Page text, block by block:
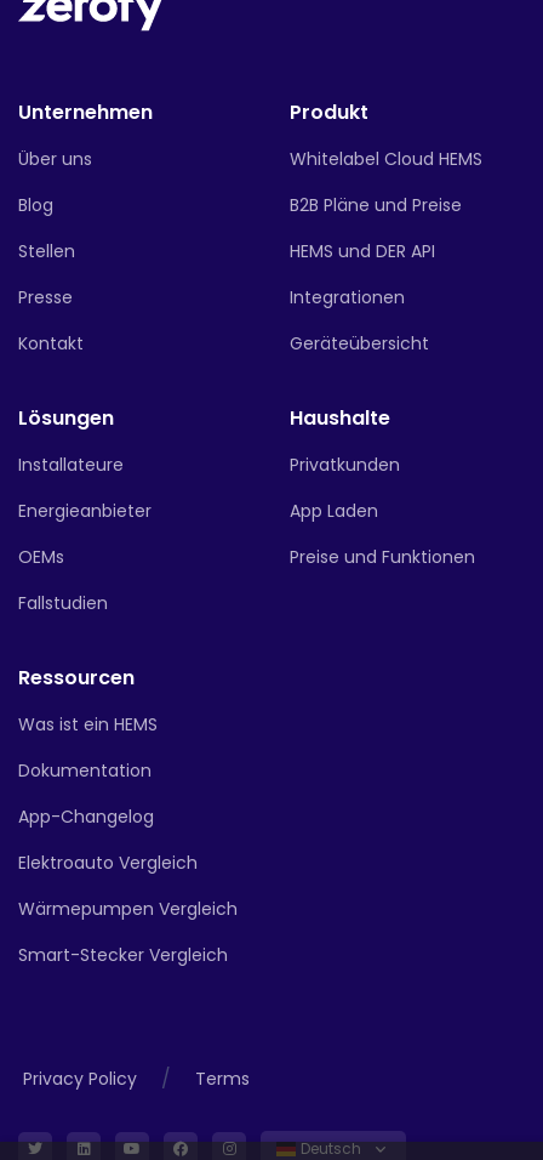
Unternehmen
Über uns
Blog
Stellen
Presse
Kontakt
Produkt
Whitelabel Cloud HEMS
B2B Pläne und Preise
HEMS und DER API
Integrationen
Geräteübersicht
Lösungen
Installateure
Energieanbieter
OEMs
Fallstudien
Haushalte
Privatkunden
App Laden
Preise und Funktionen
Ressourcen
Was ist ein HEMS
Dokumentation
App-Changelog
Elektroauto Vergleich
Wärmepumpen Vergleich
Smart-Stecker Vergleich
Privacy Policy / Terms
Deutsch